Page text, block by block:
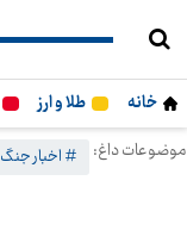
خانه طلا و ارز
موضوعات داغ:
# اخبار جنگ